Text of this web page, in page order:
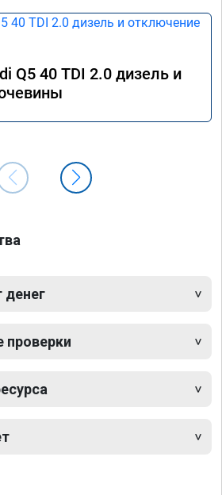
Q5 40 TDI 2.0 дизель и
денег
проверки